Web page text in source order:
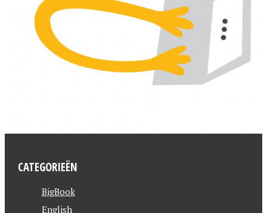
CATEGORIEËN
BigBook
English